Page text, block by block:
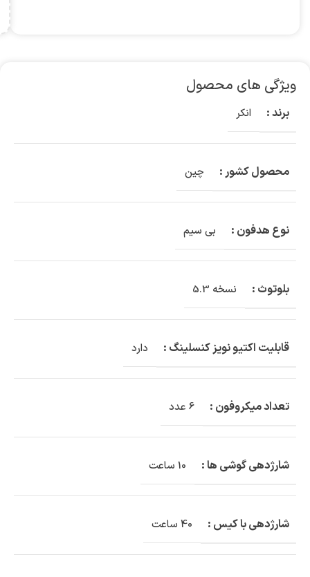
ویژگی های محصول
برند : انکر
محصول کشور : چین
نوع هدفون : بی سیم
بلوتوث : نسخه 5.3
قابلیت اکتیو نویز کنسلینگ : دارد
تعداد میکروفون : 6 عدد
شارژدهی گوشی ها : 10 ساعت
شارژدهی با کیس : 40 ساعت